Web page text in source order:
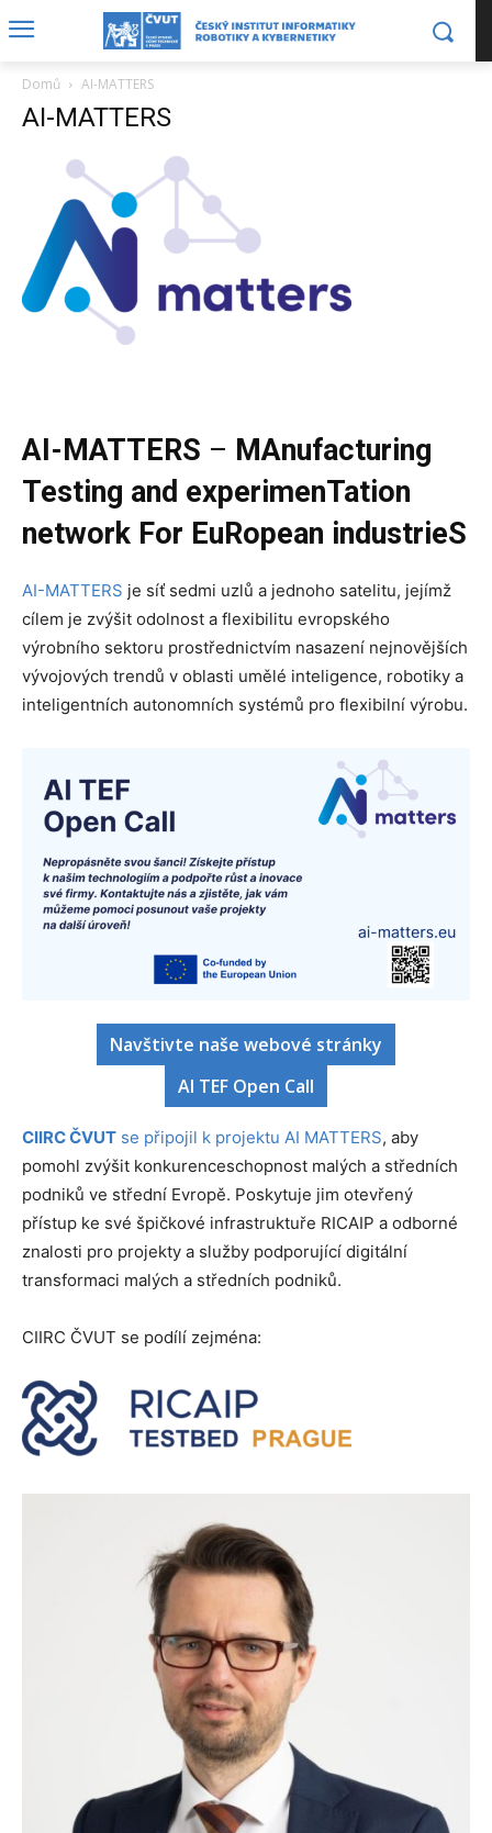
Domů AI-MATTERS
AI-MATTERS
AI-MATTERS – MAnufacturing
Testing and experimenTation
network For EuRopean industrieS
AI-MATTERS je síť sedmi uzlů a jednoho satelitu, jejímž
cílem je zvýšit odolnost a flexibilitu evropského
výrobního sektoru prostřednictvím nasazení nejnovějších
vývojových trendů v oblasti umělé inteligence, robotiky a
inteligentních autonomních systémů pro flexibilní výrobu.
Navštivte naše webové stránky
AI TEF Open Call
CIIRC ČVUT se připojil k projektu AI MATTERS, aby
pomohl zvýšit konkurenceschopnost malých a středních
podniků ve střední Evropě. Poskytuje jim otevřený
přístup ke své špičkové infrastruktuře RICAIP a odborné
znalosti pro projekty a služby podporující digitální
transformaci malých a středních podniků.
CIIRC ČVUT se podílí zejména: